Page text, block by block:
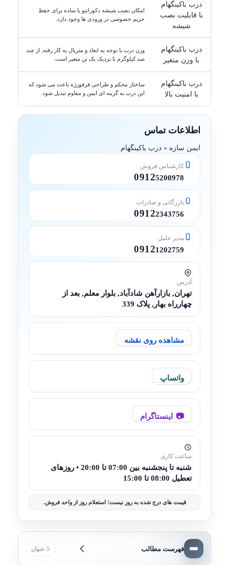
درب باکینگهام
با قابلیت نصب
شیشه
امکان نصب شیشه دکوراتیو یا ساده برای حفظ
حریم خصوصی در ورودی ها وجود دارد.
درب باکینگهام
با وزن متغیر
وزن درب با توجه به ابعاد و متریال به کار رفته, از چند
صد کیلوگرم تا نزدیک یک تن متغیر است.
درب باکینگهام
با امنیت بالا
ساختار محکم و طراحی فرفورژه باعث می شود که
این درب به گزینه ای ایمن و مقاوم تبدیل شود.
اطلاعات تماس
ایمن سازه » درب باکینگهام
کارشناس فروش
09125200978
بازرگانی و صادرات
09122343756
مدیر عامل
09121202759
آدرس
تهران, بازارآهن شادآباد, بلوار معلم, بعد از
چهارراه بهار, پلاک 339
مشاهده روی نقشه
واتساپ
اینستاگرام
ساعت کاری
شنبه تا پنجشنبه بین 07:00 تا 20:00 • روزهای
تعطیل 08:00 تا 15:00
قیمت های درج شده به روز نیست؛ استعلام روز از واحد فروش.
فهرست مطالب 5 عنوان